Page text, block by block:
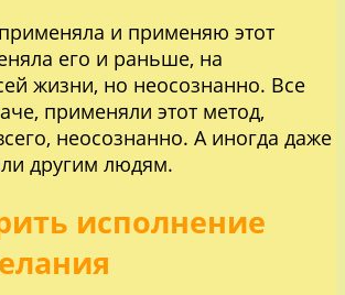
и применяю этот
его и раньше, на
жизни, но неосознанно. Все
применяли этот метод,
неосознанно. А иногда даже
другим людям.
исполнение